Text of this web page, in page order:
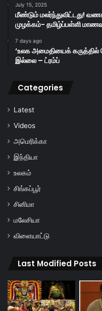
July 15, 2025
மீண்டும் மலர்ந்துவிட்டது!
முழக்கம்- தமிழ்ப்பள்ளி
7 days ago
‘உலக அமைதியைக் கருத்தில்
இல்லை – ட்ரம்ப்
Categories
Latest
Videos
அமெரிக்கா
இந்தியா
உலகம்
சிங்கப்பூர்
சினிமா
மலேசியா
விளையாட்டு
Last Modified Posts